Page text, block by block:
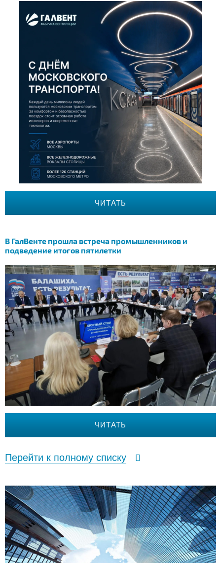
ЧИТАТЬ
В ГалВенте прошла встреча промышленников и
подведение итогов пятилетки
ЧИТАТЬ
Перейти к полному списку